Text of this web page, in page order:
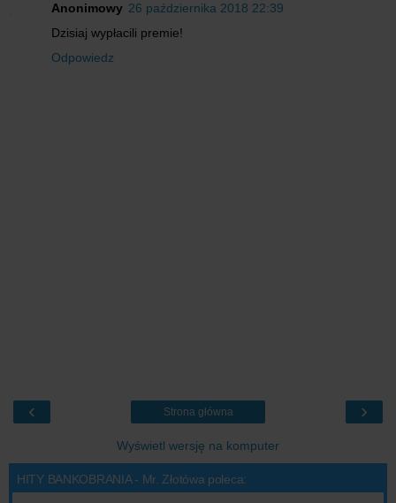
Anonimowy 26 października 2018 22:39
Dzisiaj wypłacili premie!
Odpowiedz
‹ ›
Strona główna
Wyświetl wersję na komputer
HITY BANKOBRANIA - Mr. Złotówa poleca: